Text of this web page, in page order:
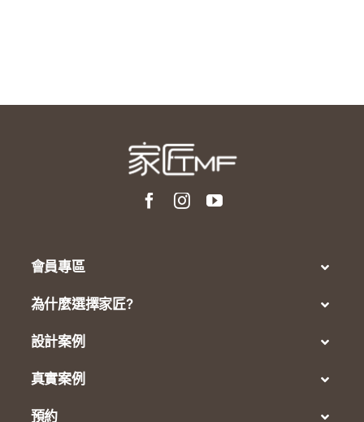
會員專區
為什麼選擇家匠?
設計案例
真實案例
預約